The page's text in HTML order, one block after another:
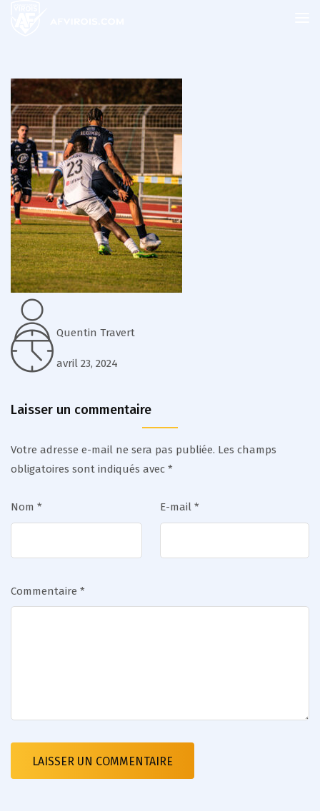
Quentin Travert
avril 23, 2024
Laisser un commentaire
Votre adresse e-mail ne sera pas publiée. Les champs
obligatoires sont indiqués avec *
Nom * E-mail *
Commentaire *